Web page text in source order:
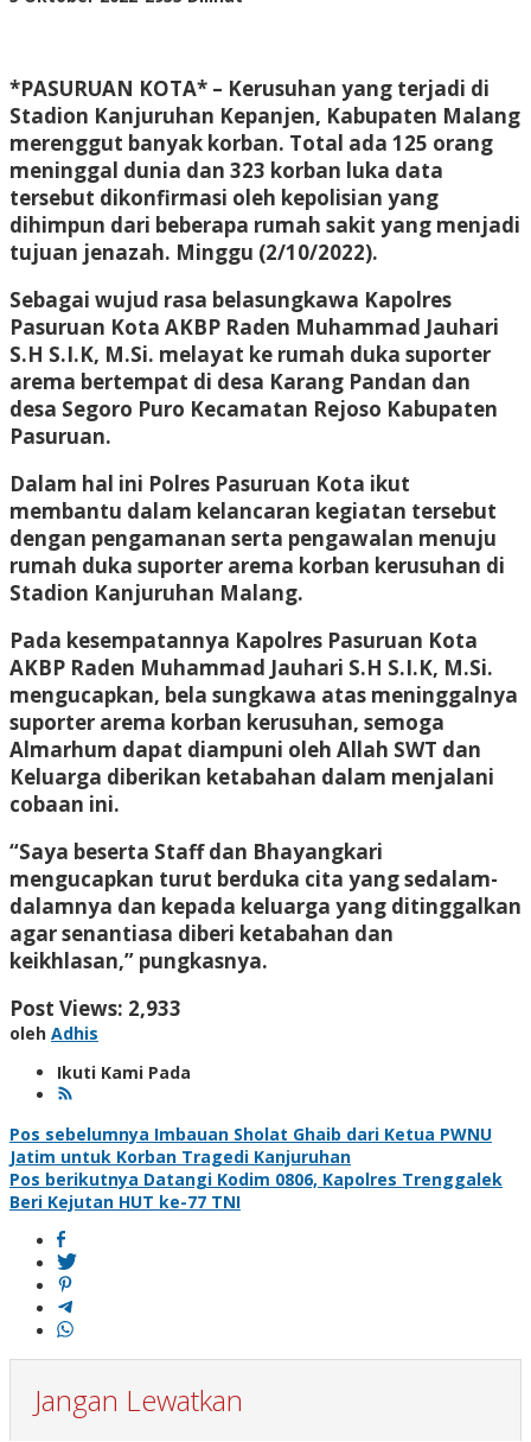
*PASURUAN KOTA* – Kerusuhan yang terjadi di
Stadion Kanjuruhan Kepanjen, Kabupaten Malang
merenggut banyak korban. Total ada 125 orang
meninggal dunia dan 323 korban luka data
tersebut dikonfirmasi oleh kepolisian yang
dihimpun dari beberapa rumah sakit yang menjadi
tujuan jenazah. Minggu (2/10/2022).
Sebagai wujud rasa belasungkawa Kapolres
Pasuruan Kota AKBP Raden Muhammad Jauhari
S.H S.I.K, M.Si. melayat ke rumah duka suporter
arema bertempat di desa Karang Pandan dan
desa Segoro Puro Kecamatan Rejoso Kabupaten
Pasuruan.
Dalam hal ini Polres Pasuruan Kota ikut
membantu dalam kelancaran kegiatan tersebut
dengan pengamanan serta pengawalan menuju
rumah duka suporter arema korban kerusuhan di
Stadion Kanjuruhan Malang.
Pada kesempatannya Kapolres Pasuruan Kota
AKBP Raden Muhammad Jauhari S.H S.I.K, M.Si.
mengucapkan, bela sungkawa atas meninggalnya
suporter arema korban kerusuhan, semoga
Almarhum dapat diampuni oleh Allah SWT dan
Keluarga diberikan ketabahan dalam menjalani
cobaan ini.
“Saya beserta Staff dan Bhayangkari
mengucapkan turut berduka cita yang sedalam-
dalamnya dan kepada keluarga yang ditinggalkan
agar senantiasa diberi ketabahan dan
keikhlasan,” pungkasnya.
Post Views: 2,933
oleh Adhis
Ikuti Kami Pada
Navigasi
pos
Pos sebelumnya Imbauan Sholat Ghaib dari Ketua PWNU
Jatim untuk Korban Tragedi Kanjuruhan
Pos berikutnya Datangi Kodim 0806, Kapolres Trenggalek
Beri Kejutan HUT ke-77 TNI
Jangan Lewatkan